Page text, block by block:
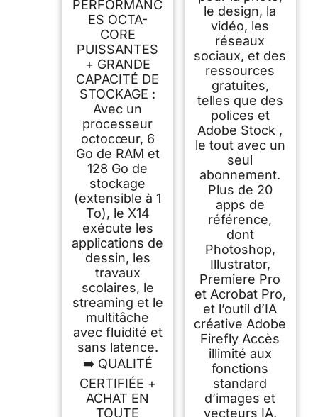
PERFORMANC
ES OCTA-
CORE
PUISSANTES
+ GRANDE
CAPACITÉ DE
STOCKAGE :
Avec un
processeur
octocœur, 6
Go de RAM et
128 Go de
stockage
(extensible à 1
To), le X14
exécute les
applications de
dessin, les
travaux
scolaires, le
streaming et le
multitâche
avec fluidité et
sans latence.
➡️ QUALITÉ
CERTIFIÉE +
ACHAT EN
TOUTE
le design, la
vidéo, les
réseaux
sociaux, et des
ressources
gratuites,
telles que des
polices et
Adobe Stock ,
le tout avec un
seul
abonnement.
Plus de 20
apps de
référence,
dont
Photoshop,
Illustrator,
Premiere Pro
et Acrobat Pro,
et l’outil d’IA
créative Adobe
Firefly Accès
illimité aux
fonctions
standard
d’images et
vecteurs IA,